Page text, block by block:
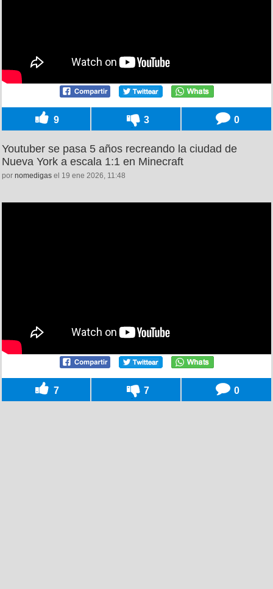
9 3 0
Youtuber se pasa 5 años recreando la ciudad de
Nueva York a escala 1:1 en Minecraft
por nomedigas el 19 ene 2026, 11:48
7 7 0